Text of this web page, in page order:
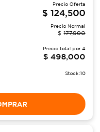
Precio Oferta
$ 124,500
Precio Normal
$ 177,900
Precio total por 4
$ 498,000
Stock:10